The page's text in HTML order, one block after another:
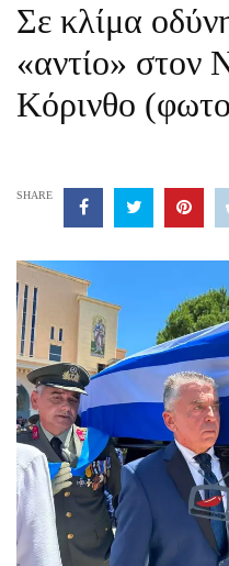
Σε κλίμα
«αντίο» στον
Κόρινθο
SHARE